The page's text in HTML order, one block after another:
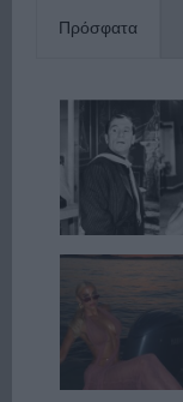
Πρόσφατα